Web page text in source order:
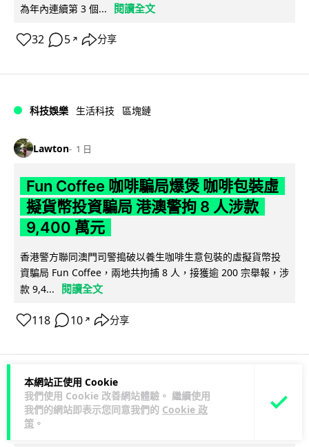
本網站正使用 Cookie
我們使用 Cookie 改善網站體驗。 繼續使用
我們的網站即表示您同意我們的 Cookie 政
策 。
為年內連續第 3 個...
閱讀全文
32 5 ↗ 分享
科技娛樂 生活科技 區塊鏈
Lawton 1 日
Fun Coffee 咖啡騙局爆煲 咖啡包裝虛
擬貨幣投資騙局 港澳警拘 8 人涉款
9,400 萬元
香港警方聯同澳門司警搗破以養生咖啡生意包裝的虛擬貨幣投
資騙局 Fun Coffee，兩地共拘捕 8 人，接獲逾 200 宗舉報，涉
款 9,4...
閱讀全文
118 10 ↗ 分享
科技娛樂 生活科技 智慧城市
Lawton